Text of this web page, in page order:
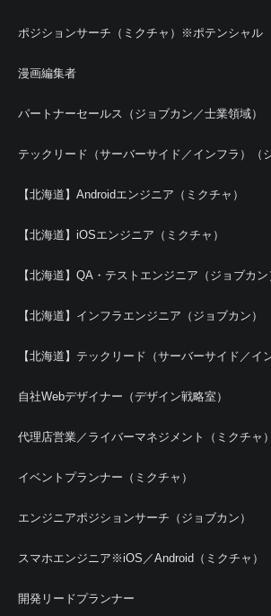
ポジションサーチ（ミクチャ）※ポテンシャル
漫画編集者
パートナーセールス（ジョブカン／士業領域）
テックリード（サーバーサイド／インフラ）（
【北海道】Androidエンジニア（ミクチャ）
【北海道】iOSエンジニア（ミクチャ）
【北海道】QA・テストエンジニア（ジョブカン
【北海道】インフラエンジニア（ジョブカン）
【北海道】テックリード（サーバーサイド／イ
自社Webデザイナー（デザイン戦略室）
代理店営業／ライバーマネジメント（ミクチャ）
イベントプランナー（ミクチャ）
エンジニアポジションサーチ（ジョブカン）
スマホエンジニア※iOS／Android（ミクチャ）
開発リードプランナー